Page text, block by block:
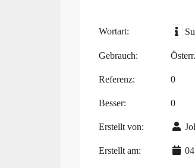
Blog
Wortart:
Gebrauch:
Referenz: 0
Besser: 0
Erstellt von:
Erstellt am: